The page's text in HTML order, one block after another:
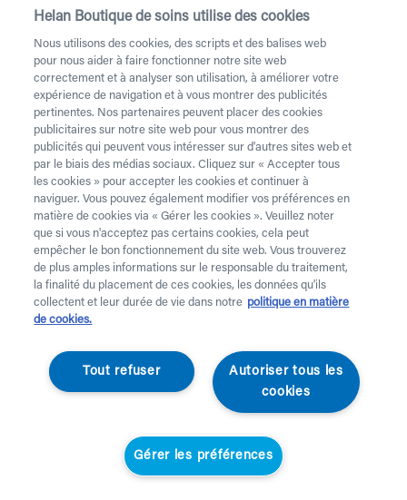
Grande boîte à pilules
- 7 jours
Helan Boutique de soins utilise des cookies
Nous utilisons des cookies, des scripts et des balises web
pour nous aider à faire fonctionner notre site web
correctement et à analyser son utilisation, à améliorer votre
expérience de navigation et à vous montrer des publicités
pertinentes. Nos partenaires peuvent placer des cookies
publicitaires sur notre site web pour vous montrer des
publicités qui peuvent vous intéresser sur d'autres sites web et
par le biais des médias sociaux. Cliquez sur « Accepter tous
les cookies » pour accepter les cookies et continuer à
naviguer. Vous pouvez également modifier vos préférences en
matière de cookies via « Gérer les cookies ». Veuillez noter
que si vous n'acceptez pas certains cookies, cela peut
empêcher le bon fonctionnement du site web. Vous trouverez
de plus amples informations sur le responsable du traitement,
la finalité du placement de ces cookies, les données qu'ils
collectent et leur durée de vie dans notre politique en matière
de cookies.
Autoriser tous les
cookies
Tout refuser
Gérer les préférences